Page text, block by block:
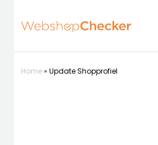
Home» Update Shopprofiel